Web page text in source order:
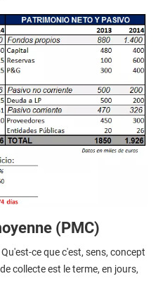
(PMC)
ce que c'est, sens, concept
collecte est le terme, en jours,